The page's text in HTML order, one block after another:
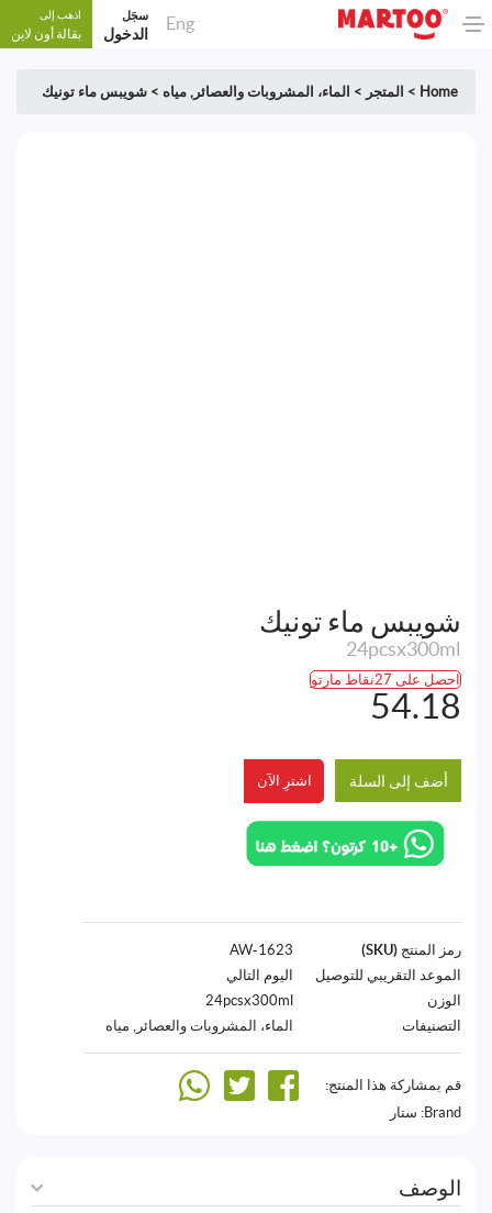
Eng سجَل
الدخول
اذهب إلى
بقالة أون لاين
Home
> المتجر > الماء، المشروبات والعصائر , مياه > شويبس ماء تونيك
شويبس ماء تونيك
24pcsx300ml
احصل على 27نقاط مارتو
54.18
أضف إلى السلة اشترِ الآن
رمز المنتج (SKU)
1623-AW
الموعد التقريبي للتوصيل
اليوم التالي
الوزن
24pcsx300ml
التصنيفات
الماء، المشروبات والعصائر , مياه
قم بمشاركة هذا المنتج:
Brand: ستار
الوصف